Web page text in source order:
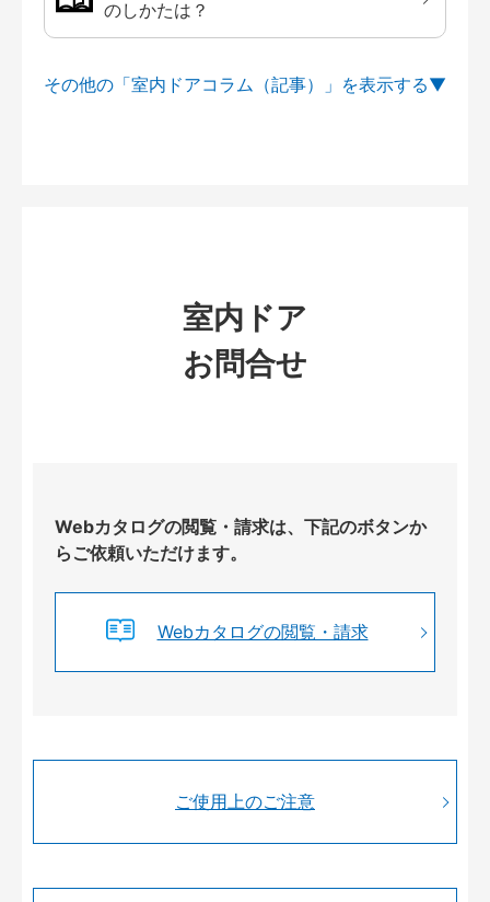
のしかたは？
その他の「室内ドアコラム（記事）」を
室内ドア
お問合せ
Webカタログの閲覧・請求は、下記のボタンか
らご依頼いただけます。
Webカタログの閲覧・請求
ご使用上のご注意